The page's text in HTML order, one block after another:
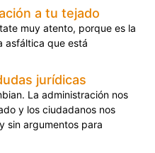
a tu tejado
muy atento, porque es la
asfáltica que está
jurídicas
La administración nos
y los ciudadanos nos
sin argumentos para